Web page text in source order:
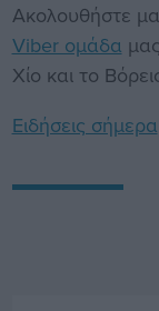
Ακολουθήστε
Viber ομάδα
Χίο και το
Ειδήσεις σήμερα